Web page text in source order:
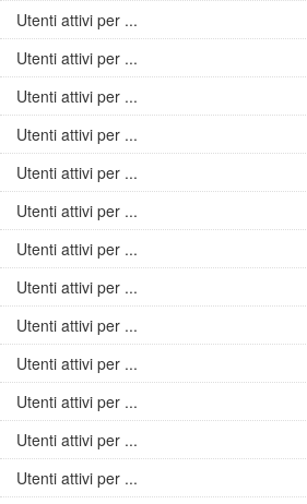
Utenti attivi per ...
Utenti attivi per ...
Utenti attivi per ...
Utenti attivi per ...
Utenti attivi per ...
Utenti attivi per ...
Utenti attivi per ...
Utenti attivi per ...
Utenti attivi per ...
Utenti attivi per ...
Utenti attivi per ...
Utenti attivi per ...
Utenti attivi per ...